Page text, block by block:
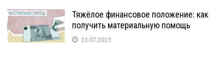
Тяжёлое финансовое положение: как
получить материальную помощь
23.07.2019